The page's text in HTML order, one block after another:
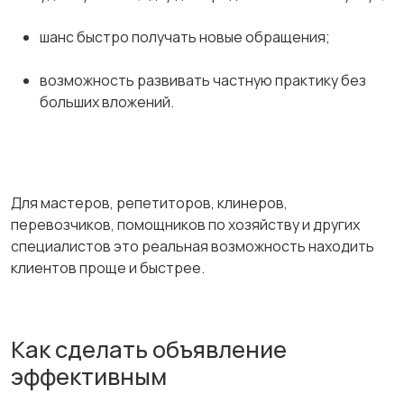
шанс быстро получать новые обращения;
возможность развивать частную практику без
больших вложений.
Для мастеров, репетиторов, клинеров,
перевозчиков, помощников по хозяйству и других
специалистов это реальная возможность находить
клиентов проще и быстрее.
Как сделать объявление
эффективным